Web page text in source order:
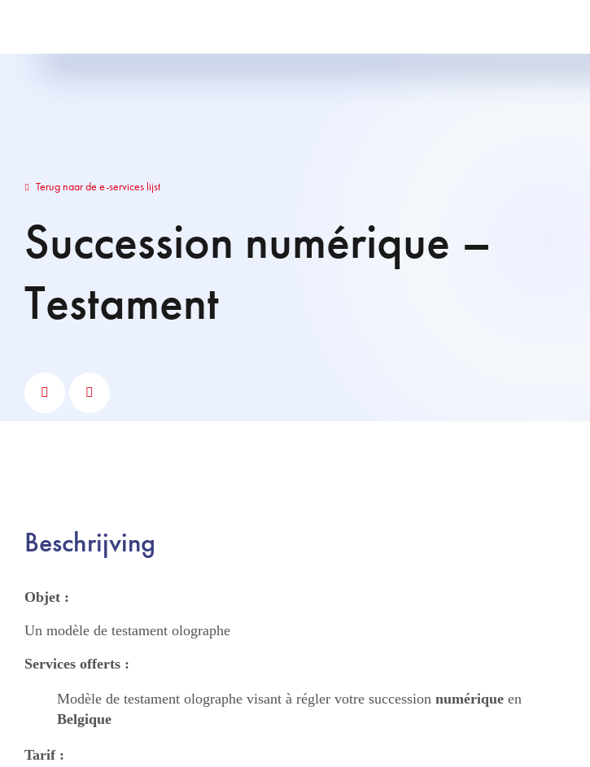
Terug naar de e-services lijst
Succession numérique –
Testament
Beschrijving
Objet :
Un modèle de testament olographe
Services offerts :
Modèle de testament olographe visant à régler votre succession numérique en
Belgique
Tarif :